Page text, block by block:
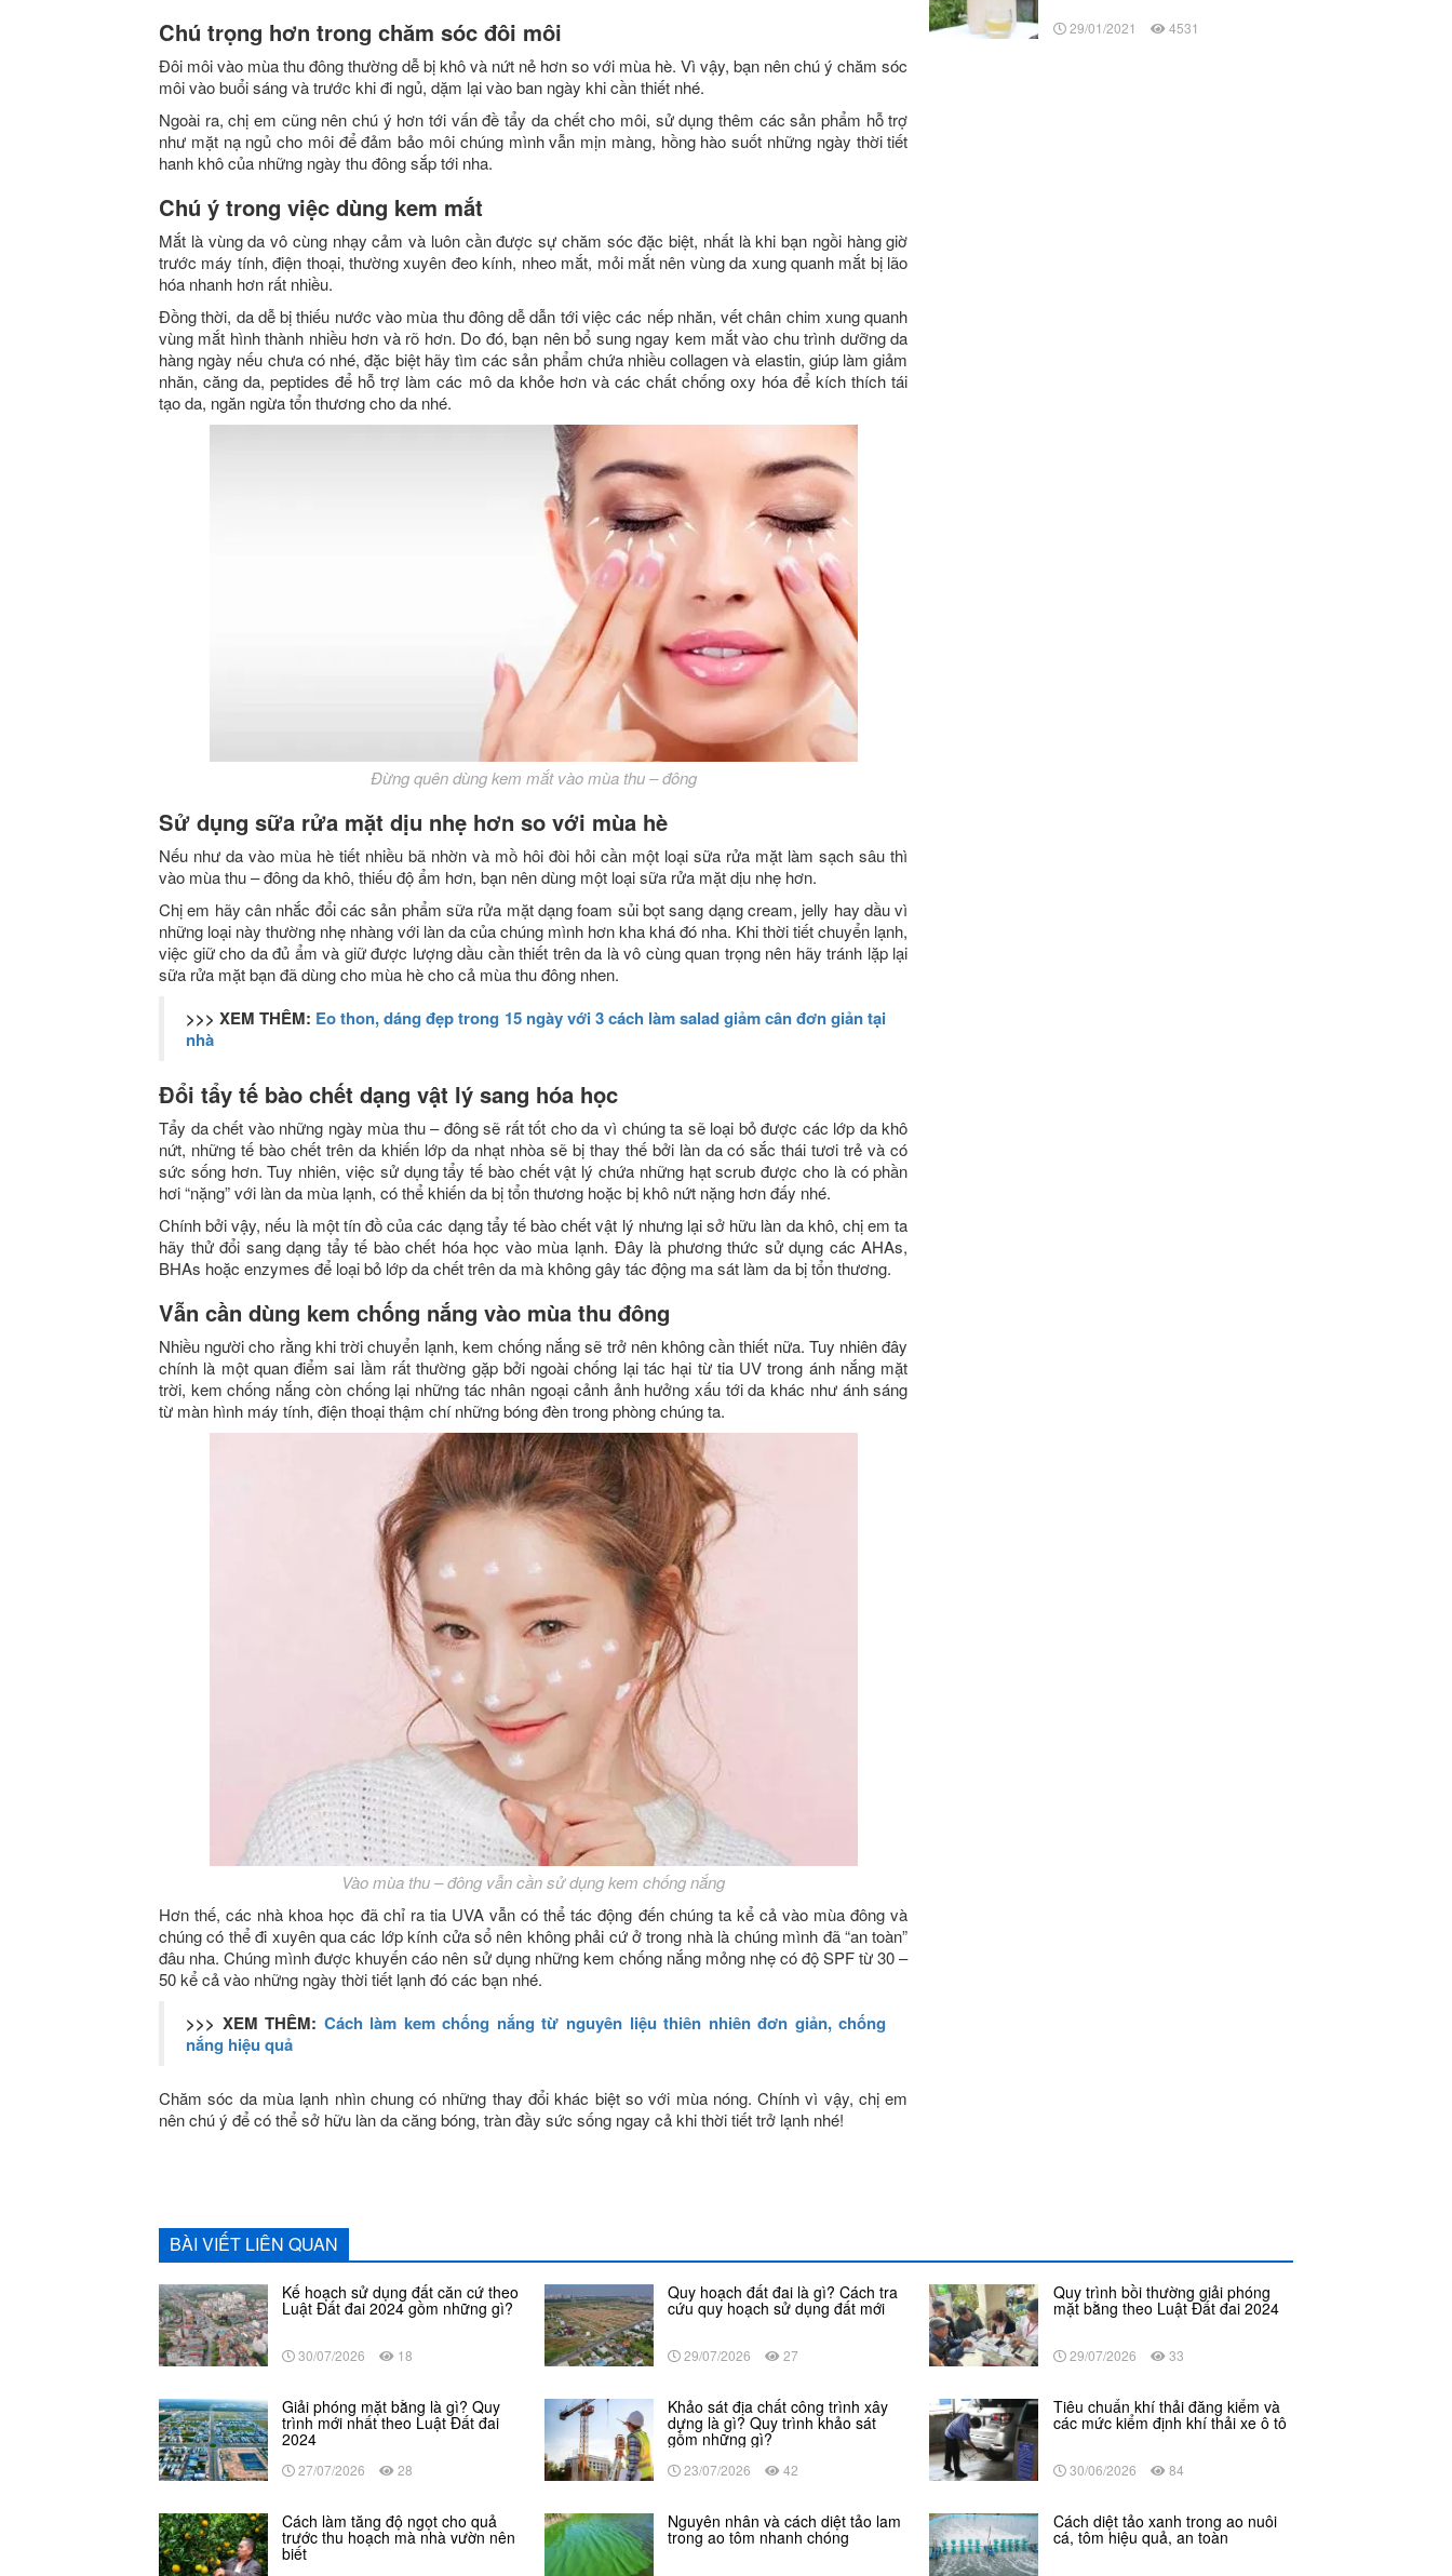
Chú trọng hơn trong chăm sóc đôi môi
Đôi môi vào mùa thu đông thường dễ bị khô và nứt nẻ hơn so với mùa hè. Vì vậy, bạn nên chú ý chăm sóc
môi vào buổi sáng và trước khi đi ngủ, dặm lại vào ban ngày khi cần thiết nhé.
Ngoài ra, chị em cũng nên chú ý hơn tới vấn đề tẩy da chết cho môi, sử dụng thêm các sản phẩm hỗ trợ
như mặt nạ ngủ cho môi để đảm bảo môi chúng mình vẫn mịn màng, hồng hào suốt những ngày thời tiết
hanh khô của những ngày thu đông sắp tới nha.
Chú ý trong việc dùng kem mắt
Mắt là vùng da vô cùng nhạy cảm và luôn cần được sự chăm sóc đặc biệt, nhất là khi bạn ngồi hàng giờ
trước máy tính, điện thoại, thường xuyên đeo kính, nheo mắt, mỏi mắt nên vùng da xung quanh mắt bị lão
hóa nhanh hơn rất nhiều.
Đồng thời, da dễ bị thiếu nước vào mùa thu đông dễ dẫn tới việc các nếp nhăn, vết chân chim xung quanh
vùng mắt hình thành nhiều hơn và rõ hơn. Do đó, bạn nên bổ sung ngay kem mắt vào chu trình dưỡng da
hàng ngày nếu chưa có nhé, đặc biệt hãy tìm các sản phẩm chứa nhiều collagen và elastin, giúp làm giảm
nhăn, căng da, peptides để hỗ trợ làm các mô da khỏe hơn và các chất chống oxy hóa để kích thích tái
tạo da, ngăn ngừa tổn thương cho da nhé.
Đừng quên dùng kem mắt vào mùa thu – đông
Sử dụng sữa rửa mặt dịu nhẹ hơn so với mùa hè
Nếu như da vào mùa hè tiết nhiều bã nhờn và mồ hôi đòi hỏi cần một loại sữa rửa mặt làm sạch sâu thì
vào mùa thu – đông da khô, thiếu độ ẩm hơn, bạn nên dùng một loại sữa rửa mặt dịu nhẹ hơn.
Chị em hãy cân nhắc đổi các sản phẩm sữa rửa mặt dạng foam sủi bọt sang dạng cream, jelly hay dầu vì
những loại này thường nhẹ nhàng với làn da của chúng mình hơn kha khá đó nha. Khi thời tiết chuyển lạnh,
việc giữ cho da đủ ẩm và giữ được lượng dầu cần thiết trên da là vô cùng quan trọng nên hãy tránh lặp lại
sữa rửa mặt bạn đã dùng cho mùa hè cho cả mùa thu đông nhen.
>>> XEM THÊM: Eo thon, dáng đẹp trong 15 ngày với 3 cách làm salad giảm cân đơn giản tại
nhà
Đổi tẩy tế bào chết dạng vật lý sang hóa học
Tẩy da chết vào những ngày mùa thu – đông sẽ rất tốt cho da vì chúng ta sẽ loại bỏ được các lớp da khô
nứt, những tế bào chết trên da khiến lớp da nhạt nhòa sẽ bị thay thế bởi làn da có sắc thái tươi trẻ và có
sức sống hơn. Tuy nhiên, việc sử dụng tẩy tế bào chết vật lý chứa những hạt scrub được cho là có phần
hơi “nặng” với làn da mùa lạnh, có thể khiến da bị tổn thương hoặc bị khô nứt nặng hơn đấy nhé.
Chính bởi vậy, nếu là một tín đồ của các dạng tẩy tế bào chết vật lý nhưng lại sở hữu làn da khô, chị em ta
hãy thử đổi sang dạng tẩy tế bào chết hóa học vào mùa lạnh. Đây là phương thức sử dụng các AHAs,
BHAs hoặc enzymes để loại bỏ lớp da chết trên da mà không gây tác động ma sát làm da bị tổn thương.
Vẫn cần dùng kem chống nắng vào mùa thu đông
Nhiều người cho rằng khi trời chuyển lạnh, kem chống nắng sẽ trở nên không cần thiết nữa. Tuy nhiên đây
chính là một quan điểm sai lầm rất thường gặp bởi ngoài chống lại tác hại từ tia UV trong ánh nắng mặt
trời, kem chống nắng còn chống lại những tác nhân ngoại cảnh ảnh hưởng xấu tới da khác như ánh sáng
từ màn hình máy tính, điện thoại thậm chí những bóng đèn trong phòng chúng ta.
Vào mùa thu – đông vẫn cần sử dụng kem chống nắng
Hơn thế, các nhà khoa học đã chỉ ra tia UVA vẫn có thể tác động đến chúng ta kể cả vào mùa đông và
chúng có thể đi xuyên qua các lớp kính cửa sổ nên không phải cứ ở trong nhà là chúng mình đã “an toàn”
đâu nha. Chúng mình được khuyến cáo nên sử dụng những kem chống nắng mỏng nhẹ có độ SPF từ 30 –
50 kể cả vào những ngày thời tiết lạnh đó các bạn nhé.
>>> XEM THÊM: Cách làm kem chống nắng từ nguyên liệu thiên nhiên đơn giản, chống
nắng hiệu quả
Chăm sóc da mùa lạnh nhìn chung có những thay đổi khác biệt so với mùa nóng. Chính vì vậy, chị em
nên chú ý để có thể sở hữu làn da căng bóng, tràn đầy sức sống ngay cả khi thời tiết trở lạnh nhé!
29/01/2021 4531
BÀI VIẾT LIÊN QUAN
Kế hoạch sử dụng đất căn cứ theo
Luật Đất đai 2024 gồm những gì?
30/07/2026 18
Quy hoạch đất đai là gì? Cách tra
cứu quy hoạch sử dụng đất mới
29/07/2026 27
Quy trình bồi thường giải phóng
mặt bằng theo Luật Đất đai 2024
29/07/2026 33
Giải phóng mặt bằng là gì? Quy
trình mới nhất theo Luật Đất đai
2024
27/07/2026 28
Khảo sát địa chất công trình xây
dựng là gì? Quy trình khảo sát
gồm những gì?
23/07/2026 42
Tiêu chuẩn khí thải đăng kiểm và
các mức kiểm định khí thải xe ô tô
30/06/2026 84
Cách làm tăng độ ngọt cho quả
trước thu hoạch mà nhà vườn nên
biết
Nguyên nhân và cách diệt tảo lam
trong ao tôm nhanh chóng
Cách diệt tảo xanh trong ao nuôi
cá, tôm hiệu quả, an toàn